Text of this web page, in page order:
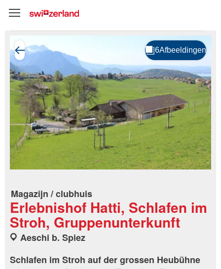
Magazijn / clubhuis
Erlebnishof Hatti, Schlafen im
Stroh, Gruppenunterkunft
Aeschi b. Spiez
Schlafen im Stroh auf der grossen Heubühne